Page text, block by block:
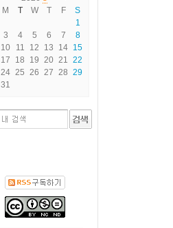
M T W T F
S
1
3 4 5 6 7
8
10 11 12 13 14 15
17 18 19 20 21
22
24 25 26 27 28 29
31